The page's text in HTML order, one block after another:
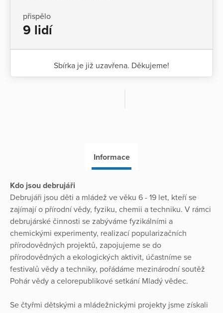
přispělo
9 lidí
Sbírka je již uzavřena. Děkujeme!
Informace
Kdo jsou debrujáři
Debrujáři jsou děti a mládež ve věku 6 - 19 let, kteří se
zajímají o přírodní vědy, fyziku, chemii a techniku. V rámci
debrujárské činnosti se zabýváme fyzikálními a
chemickými experimenty, realizací popularizačních
přírodovědných projektů, zapojujeme se do
přírodovědných a ekologických aktivit, účastníme se
festivalů vědy a techniky, pořádáme mezinárodní soutěž
Pohár vědy a celorepublikové setkání Mladý vědec.
Se čtyřmi dětskými a mládežnickými projekty jsme získali